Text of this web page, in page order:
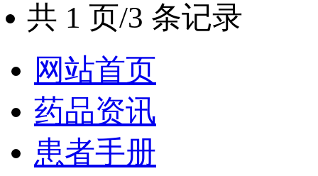
共 1 页/3 条记录
网站首页
药品资讯
患者手册